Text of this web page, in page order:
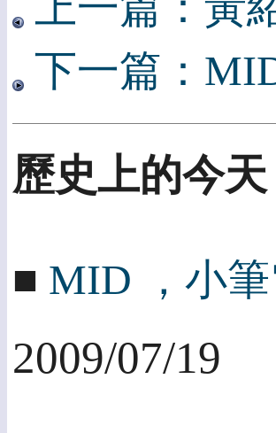
下一篇：
歷史上的今天
■ MID ，小
2009/07/19